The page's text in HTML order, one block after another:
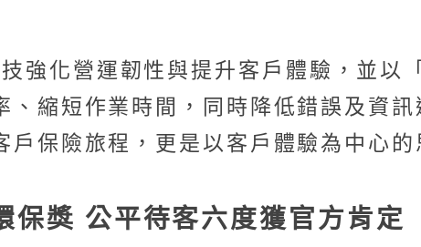
強化營運韌性與提升客戶體驗，並
、縮短作業時間，同時降低錯誤及資
保險旅程，更是以客戶體驗為中心的
保獎 公平待客六度獲官方肯定